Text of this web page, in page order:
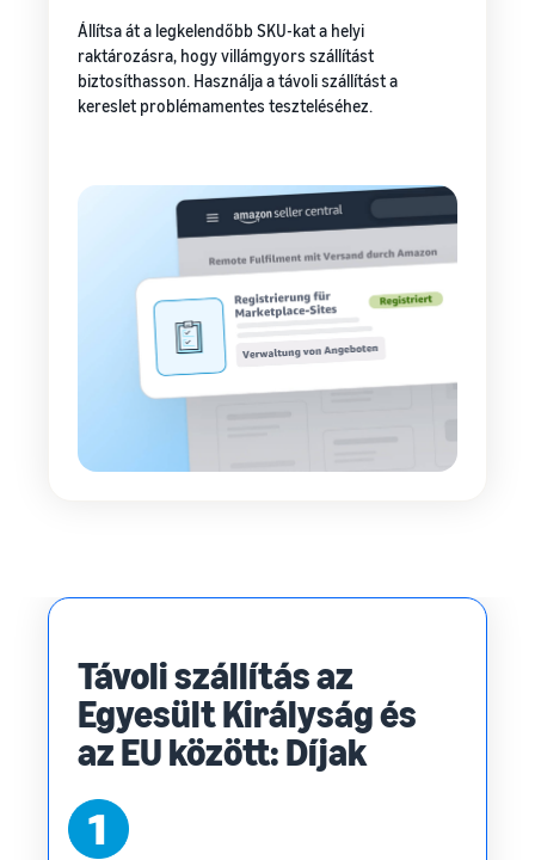
Állítsa át a legkelendőbb SKU-kat a helyi
raktározásra, hogy villámgyors szállítást
biztosíthasson. Használja a távoli szállítást a
kereslet problémamentes teszteléséhez.
Távoli szállítás az
Egyesült Királyság és
az EU között: Díjak